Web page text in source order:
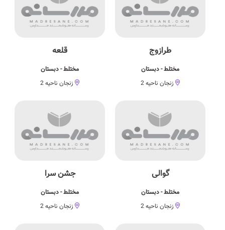
طرازوج
مختلط - دبستان
زنجان ناحیه 2
قلعه
مختلط - دبستان
زنجان ناحیه 2
گوالی
مختلط - دبستان
زنجان ناحیه 2
جشن سرا
مختلط - دبستان
زنجان ناحیه 2